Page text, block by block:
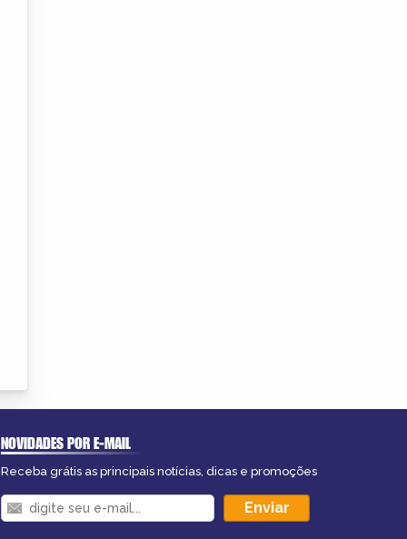
NOVIDADES POR E-MAIL
Receba grátis as principais notícias, dicas e promoções